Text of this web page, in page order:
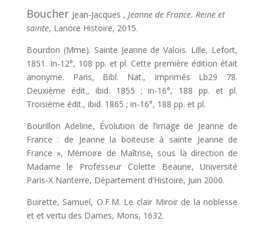
Boucher Jean-Jacques , Jeanne de France. Reine et
sainte, Lanore Histoire, 2015.
Bourdon (Mme). Sainte Jeanne de Valois. Lille, Lefort,
1851. In-12°, 108 pp. et pl. Cette première édition était
anonyme. Paris, Bibl. Nat., Imprimés Lb29 78.
Deuxième édit., ibid. 1855 ; in-16°, 188 pp. et pl.
Troisième édit., ibid. 1865 ; in-16°, 188 pp. et pl.
Bourillon Adeline, Évolution de l’image de Jeanne de
France : de Jeanne la boiteuse à sainte Jeanne de
France », Mémoire de Maîtrise, sous la direction de
Madame le Professeur Colette Beaune, Université
Paris-X Nanterre, Département d’Histoire, Juin 2000.
Buirette, Samuel, O.F.M. Le clair Miroir de la noblesse
et et vertu des Dames, Mons, 1632.